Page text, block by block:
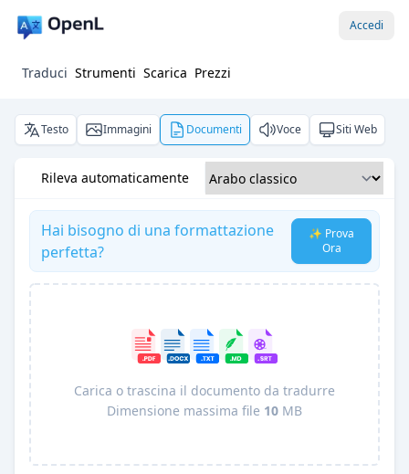
Accedi
Traduci Strumenti Scarica Prezzi
Testo Immagini Documenti Voce Siti Web
Rileva automaticamente
Hai bisogno di una formattazione
perfetta?
✨ Prova
Ora
Carica o trascina il documento da tradurre
Dimensione massima file 10 MB